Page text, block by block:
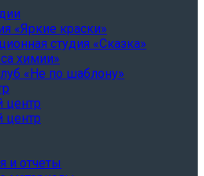
«Яркие краски»
студия «Сказка»
химии»
«Не по шаблону»
центр
центр
и отчеты